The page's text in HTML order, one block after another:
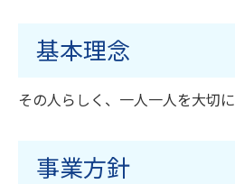
基本理念
その人らしく、一人一人を大切に
事業方針